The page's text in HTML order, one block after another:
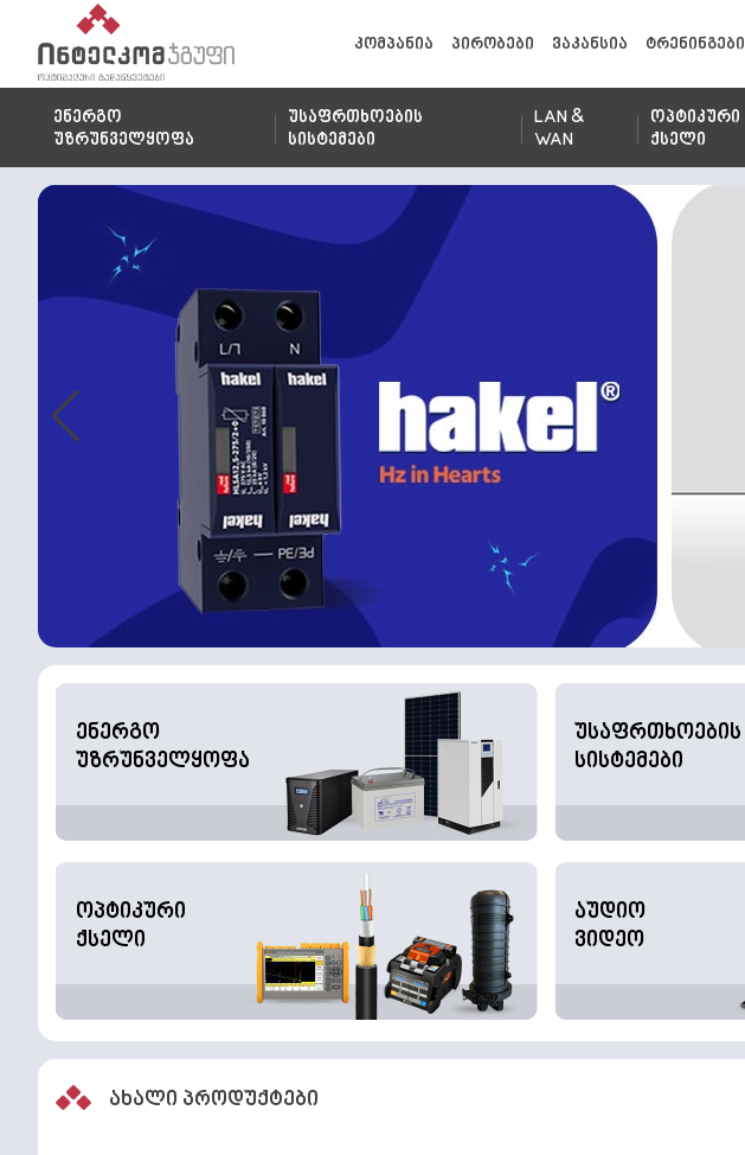
კომპანია პირობები ვაკანსია ტრენინგები
ენერგო
უზრუნველყოფა
უსაფრთხოების
სისტემები
LAN &
WAN
ოპტიკური
ქსელი
ენერგო
უზრუნველყოფა
უსაფრთხოების
სისტემები
ოპტიკური
ქსელი
აუდიო
ვიდეო
ახალი პროდუქტები